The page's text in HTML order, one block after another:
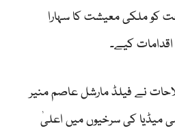
ملکی معیشت کا سہارا
کیے۔
نے فیلڈ مارشل عاصم منیر
کی سرخیوں میں اعلیٰ